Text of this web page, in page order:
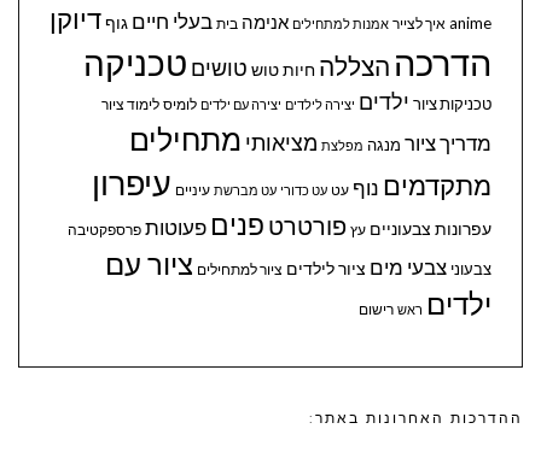
anime איך לצייר אמנות למתחילים אנימה בית בעלי חיים גוףדיוקן
הדרכה הצללה חיותטוש טושים טכניקה
טכניקות ציור ילדים יצירה לילדים יצירה עם ילדים לומיס לימוד ציור
מדריך ציור מנגה מפלצת מציאותי מתחילים
מתקדמים נוף עט עט כדורי עט מברשת עיניים עיפרון
עפרונות צבעוניים עץ פורטרט פנים פעוטות פרספקטיבה
צבעוני צבעי מים ציור לילדים ציור למתחילים ציור עם
ילדים ראש רישום
ההדרכות האחרונות באתר: